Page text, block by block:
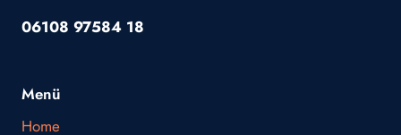
06108 97584 18
Menü
Home